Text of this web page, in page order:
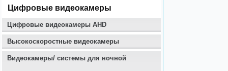
Цифровые видеокамеры
Цифровые видеокамеры AHD
Высокоскоростные видеокамеры
Видеокамеры/ системы для ночной